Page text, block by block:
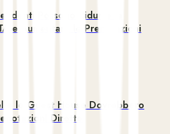
Possono Ridurre la
e Aumentare le Prenotazioni
e le Guest House Dovrebbero
Dirette